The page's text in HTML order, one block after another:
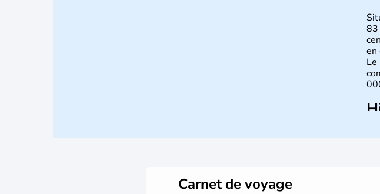
83
en
Carnet de voyage